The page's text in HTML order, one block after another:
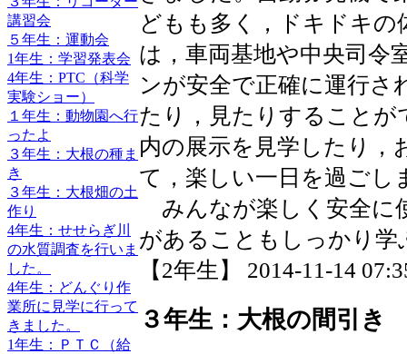
講習会
５年生：運動会
1年生：学習発表会
4年生：PTC（科学
実験ショー）
１年生：動物園へ行
ったよ
３年生：大根の種ま
き
３年生：大根畑の土
作り
4年生：せせらぎ川
の水質調査を行いま
した。
4年生：どんぐり作
業所に見学に行って
きました。
1年生：ＰＴＣ（給
どもも多く，ドキドキの
は，車両基地や中央司令
ンが安全で正確に運行さ
たり，見たりすることが
内の展示を見学したり，
て，楽しい一日を過ごし
みんなが楽しく安全に
があることもしっかり
【2年生】 2014-11-14
３年生：大根の間引き